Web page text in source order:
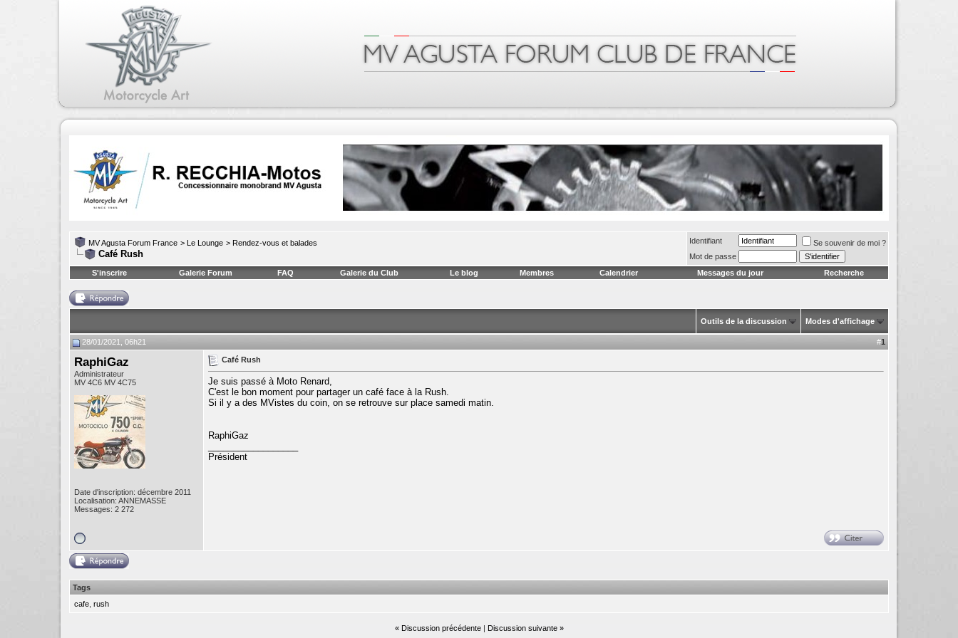
MV Agusta Forum France > Le Lounge > Rendez-vous et balades
Café Rush
Identifiant
Se souvenir de moi ?
Mot de passe
S'inscrire
Galerie Forum FAQ Galerie du Club Le blog Membres Calendrier Messages du jour Recherche
Outils de la discussion Modes d'affichage
28/01/2021, 06h21 #1
RaphiGaz
Administrateur
MV 4C6 MV 4C75
Date d'inscription: décembre 2011
Localisation: ANNEMASSE
Messages: 2 272
Café Rush
Je suis passé à Moto Renard,
C'est le bon moment pour partager un café face à la Rush.
Si il y a des MVistes du coin, on se retrouve sur place samedi matin.
RaphiGaz
Président
Tags
cafe rush
« Discussion précédente| Discussion suivante »